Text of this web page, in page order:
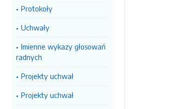
Protokoły
Uchwały
Imienne wykazy głosowań
radnych
Projekty uchwał
Projekty uchwał